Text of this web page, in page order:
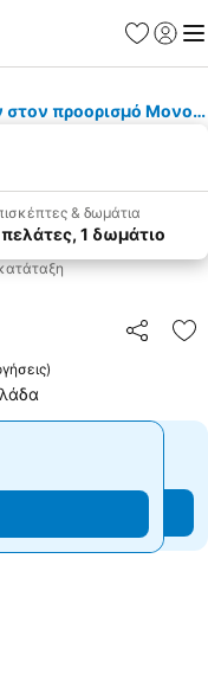
προορισμό
& δωμάτια
1 δωμάτιο
)